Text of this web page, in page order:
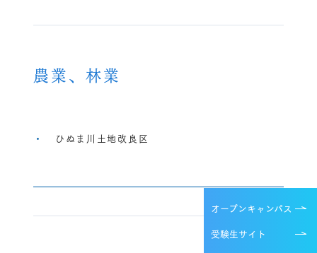
オープンキャンパス
受験生サイト
農業、林業
ひぬま川土地改良区